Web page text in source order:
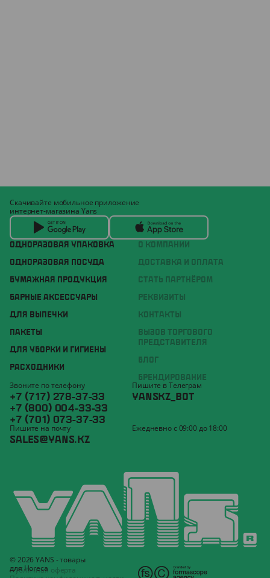
ОДНОРАЗОВАЯ УПАКОВКА
ОДНОРАЗОВАЯ ПОСУДА
БУМАЖНАЯ ПРОДУКЦИЯ
БАРНЫЕ АКСЕССУАРЫ
ДЛЯ ВЫПЕЧКИ
ПАКЕТЫ
ДЛЯ УБОРКИ И ГИГИЕНЫ
РАСХОДНИКИ
О КОМПАНИИ
ДОСТАВКА И ОПЛАТА
СТАТЬ ПАРТНЁРОМ
РЕКВИЗИТЫ
КОНТАКТЫ
ВЫЗОВ ТОРГОВОГО
ПРЕДСТАВИТЕЛЯ
БЛОГ
БРЕНДИРОВАНИЕ
Скачивайте мобильное приложение
интернет-магазина Yans
Звоните по телефону
+7 (717) 278-37-33
+7 (800) 004-33-33
+7 (701) 073-37-33
Пишите в Телеграм
YANSKZ_BOT
Пишите на почту
SALES@YANS.KZ
Ежедневно с 09:00 до 18:00
© 2026 YANS - товары
для Horeca
Публичная оферта